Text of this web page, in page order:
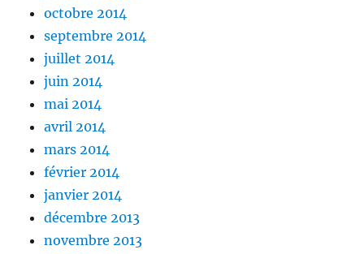
octobre 2014
septembre 2014
juillet 2014
juin 2014
mai 2014
avril 2014
mars 2014
février 2014
janvier 2014
décembre 2013
novembre 2013